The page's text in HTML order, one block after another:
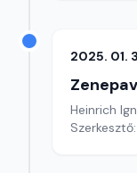
2025. 01.
Heinrich